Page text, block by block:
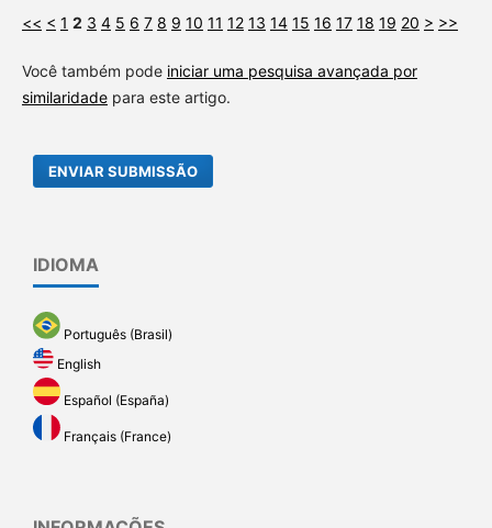
<< < 1 2 3 4 5 6 7 8 9 10 11 12 13 14 15 16 17 18 19 20 > >>
Você também pode iniciar uma pesquisa avançada por
similaridadepara este artigo.
ENVIAR SUBMISSÃO
IDIOMA
Português (Brasil)
English
Español (España)
Français (France)